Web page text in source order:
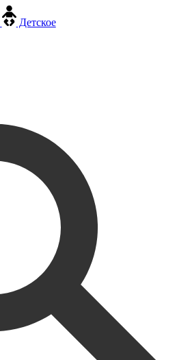
Детское